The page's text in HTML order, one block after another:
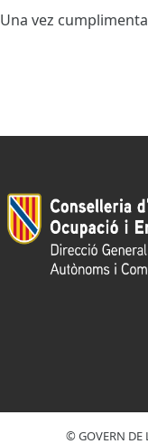
Una vez
© GOVERN DE